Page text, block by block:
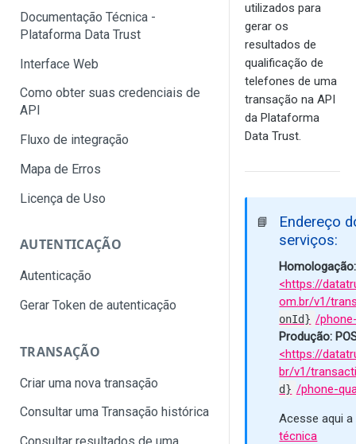
Documentação Técnica -
Plataforma Data Trust
Interface Web
Como obter suas credenciais de
API
Fluxo de integração
Mapa de Erros
Licença de Uso
AUTENTICAÇÃO
Autenticação
Gerar Token de autenticação
TRANSAÇÃO
Criar uma nova transação
Consultar uma Transação histórica
utilizados para
gerar os
resultados de
qualificação de
telefones de uma
transação na API
da Plataforma
Data Trust.
📘
Endereço
serviços:
<https://
om.br/v1/
onId} /
Produção:
<https://
br/v1/
d} /phone-
Acesse aqui a
técnica